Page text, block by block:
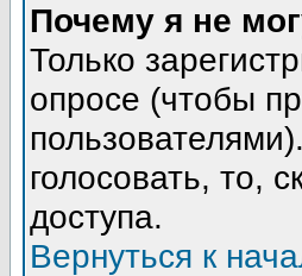
Почему я не
Только
опросе (чтобы
голосовать, то,
доступа.
Вернуться к